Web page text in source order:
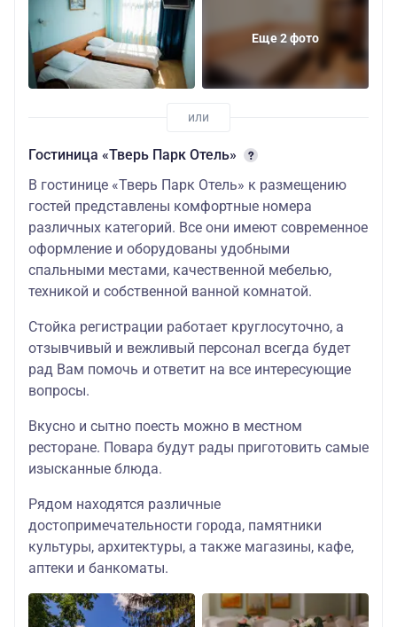
Еще 2 фото
Гостиница «Тверь Парк Отель»
В гостинице «Тверь Парк Отель» к размещению
гостей представлены комфортные номера
различных категорий. Все они имеют современное
оформление и оборудованы удобными
спальными местами, качественной мебелью,
техникой и собственной ванной комнатой.
Стойка регистрации работает круглосуточно, а
отзывчивый и вежливый персонал всегда будет
рад Вам помочь и ответит на все интересующие
вопросы.
Вкусно и сытно поесть можно в местном
ресторане. Повара будут рады приготовить самые
изысканные блюда.
Рядом находятся различные
достопримечательности города, памятники
культуры, архитектуры, а также магазины, кафе,
аптеки и банкоматы.